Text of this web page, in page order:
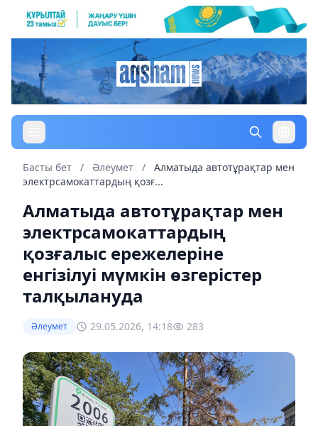
Басты бет / Әлеумет /
Алматыда автотұрақтар мен
электрсамокаттардың қозғ...
Алматыда автотұрақтар мен
электрсамокаттардың
қозғалыс ережелеріне
енгізілуі мүмкін өзгерістер
талқылануда
Әлеумет 29.05.2026, 14:18 283